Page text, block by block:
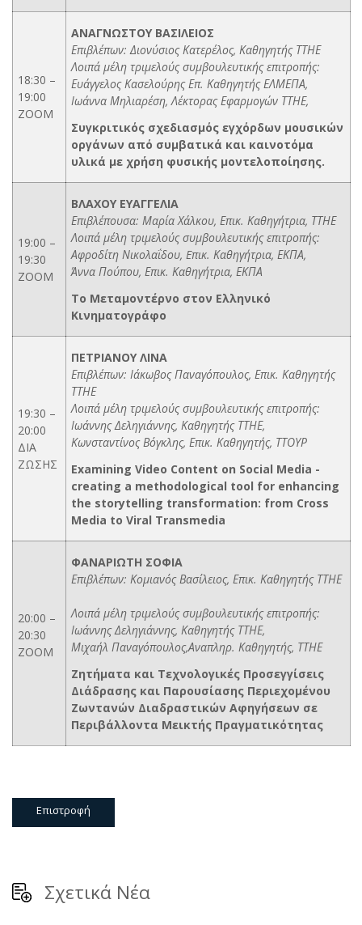
18:30 –
19:00
ZOOM
ΑΝΑΓΝΩΣΤΟΥ ΒΑΣΙΛΕΙΟΣ
Επιβλέπων: Διονύσιος Κατερέλος, Καθηγητής ΤΤΗΕ
Λοιπά μέλη τριμελούς συμβουλευτικής επιτροπής:
Ευάγγελος Κασελούρης Επ. Καθηγητής ΕΛΜΕΠΑ,
Ιωάννα Μηλιαρέση, Λέκτορας Εφαρμογών ΤΤΗΕ,
Συγκριτικός σχεδιασμός εγχόρδων μουσικών
οργάνων από συμβατικά και καινοτόμα
υλικά με χρήση φυσικής μοντελοποίησης.
19:00 –
19:30
ZOOM
ΒΛΑΧΟΥ ΕΥΑΓΓΕΛΙΑ
Επιβλέπουσα: Μαρία Χάλκου, Επικ. Καθηγήτρια, ΤΤΗΕ
Λοιπά μέλη τριμελούς συμβουλευτικής επιτροπής:
Αφροδίτη Νικολαΐδου, Eπικ. Καθηγήτρια, ΕΚΠΑ,
Άννα Πούπου, Επικ. Καθηγήτρια, ΕΚΠΑ
Το Μεταμοντέρνο στον Ελληνικό
Κινηματογράφο
19:30 –
20:00
ΔΙΑ
ΖΩΣΗΣ
ΠΕΤΡΙΑΝΟΥ ΛΙΝΑ
Επιβλέπων: Ιάκωβος Παναγόπουλος, Επικ. Καθηγητής
ΤΤΗΕ
Λοιπά μέλη τριμελούς συμβουλευτικής επιτροπής:
Ιωάννης Δεληγιάννης, Καθηγητής ΤΤΗΕ,
Κωνσταντίνος Βόγκλης, Επικ. Καθηγητής, ΤΤΟΥΡ
Examining Video Content on Social Media -
creating a methodological tool for enhancing
the storytelling transformation: from Cross
Media to Viral Transmedia
20:00 –
20:30
ZOOM
ΦΑΝΑΡΙΩΤΗ ΣΟΦΙΑ
Επιβλέπων: Κομιανός Βασίλειος, Επικ. Καθηγητής ΤΤΗΕ
Λοιπά μέλη τριμελούς συμβουλευτικής επιτροπής:
Ιωάννης Δεληγιάννης, Καθηγητής ΤΤΗΕ,
Μιχαήλ Παναγόπουλος,Αναπληρ. Καθηγητής, ΤΤΗΕ
Ζητήματα και Τεχνολογικές Προσεγγίσεις
Διάδρασης και Παρουσίασης Περιεχομένου
Ζωντανών Διαδραστικών Αφηγήσεων σε
Περιβάλλοντα Μεικτής Πραγματικότητας
Επιστροφή
Σχετικά Νέα